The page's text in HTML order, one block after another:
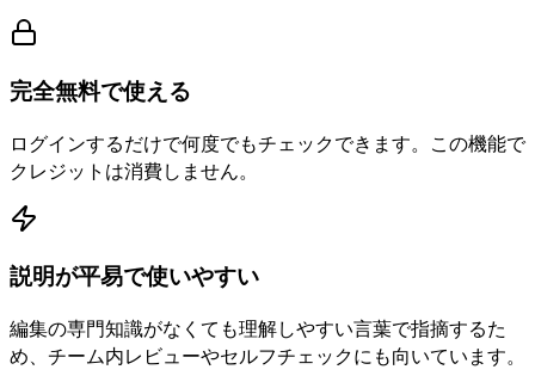
完全無料で使える
ログインするだけで何度でもチェックできます。この機能で
クレジットは消費しません。
説明が平易で使いやすい
編集の専門知識がなくても理解しやすい言葉で指摘するた
め、チーム内レビューやセルフチェックにも向いています。